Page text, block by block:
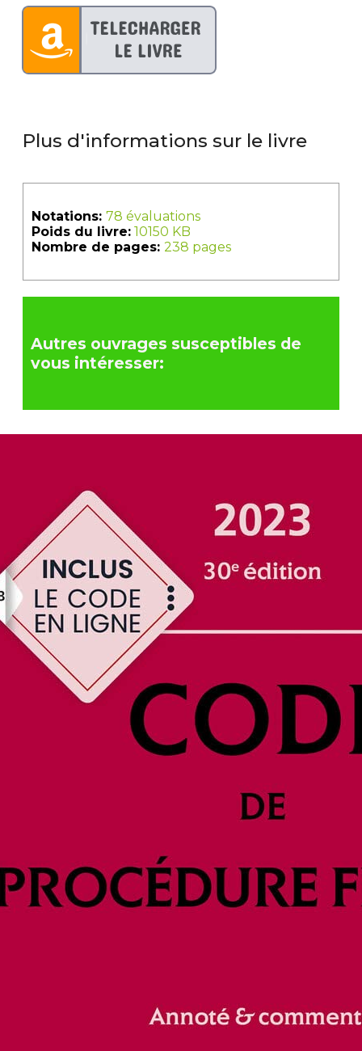
Plus d'informations sur le livre
Notations: 78 évaluations
Poids du livre: 10150 KB
Nombre de pages: 238 pages
Autres ouvrages susceptibles de
vous intéresser: